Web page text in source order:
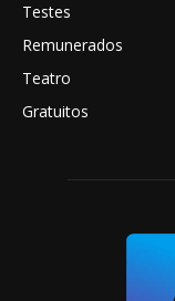
Testes
Remunerados
Teatro
Gratuitos